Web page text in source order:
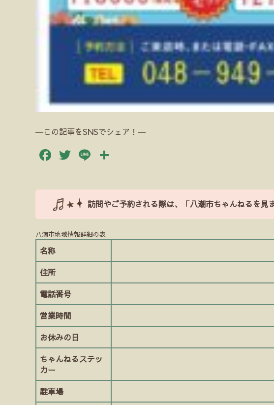
―この記事をSNSでシェア！―
Facebook
Twitter
Line
訪問やご予約される際は、「八潮市ちゃんねるを
八潮市地域情報詳細の表
名称
住所
電話番号
営業時間
お休みの日
ちゃんねるステッ
カー
駐車場